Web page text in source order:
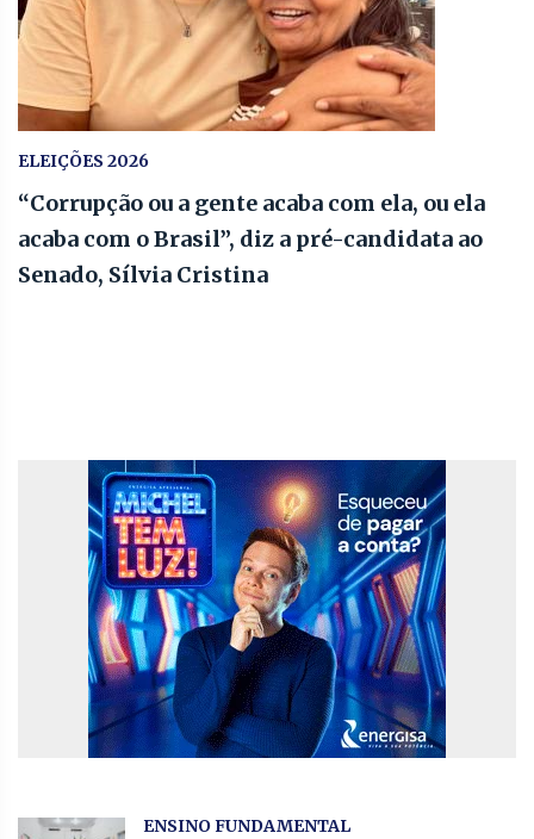
ELEIÇÕES 2026
“Corrupção ou a gente acaba com ela, ou ela
acaba com o Brasil”, diz a pré-candidata ao
Senado, Sílvia Cristina
ENSINO FUNDAMENTAL